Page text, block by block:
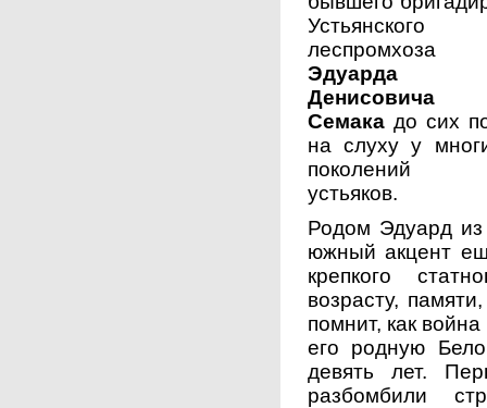
Устьянского
леспромхоза
Эдуарда
Денисовича
Семакадо сих
на слуху у
поколений
устьяков.
Родом Эдуард из
южный акцент
крепкого
возрасту,
помнит, как
его родную
девять лет.
разбомбили